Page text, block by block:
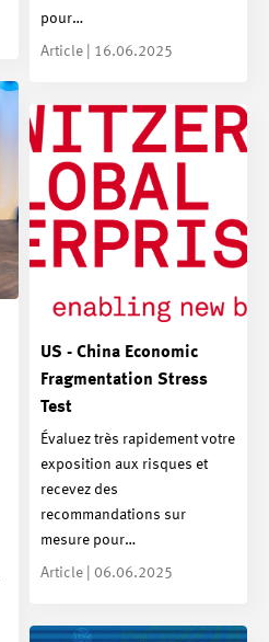
pour…
Article | 16.06.2025
US - China Economic
Fragmentation Stress
Test
Évaluez très rapidement votre
exposition aux risques et
recevez des
recommandations sur
mesure pour…
Article | 06.06.2025